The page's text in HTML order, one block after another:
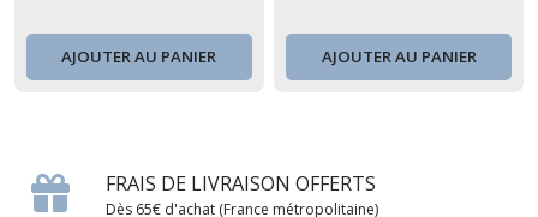
AJOUTER AU PANIER
"the family"
AJOUTER AU PANIER
FRAIS DE LIVRAISON OFFERTS
Dès 65€ d'achat (France métropolitaine)